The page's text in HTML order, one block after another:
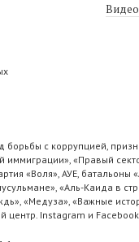
Видео
с коррупцией,
«Правый
«Воля», АУЕ,
«Аль-Каида в
«Медуза», «Важные
Instagram и